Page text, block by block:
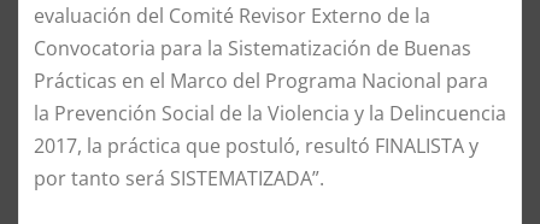
evaluación del Comité Revisor Externo de la
Convocatoria para la Sistematización de Buenas
Prácticas en el Marco del Programa Nacional para
la Prevención Social de la Violencia y la Delincuencia
2017, la práctica que postuló, resultó FINALISTA y
por tanto será SISTEMATIZADA”.